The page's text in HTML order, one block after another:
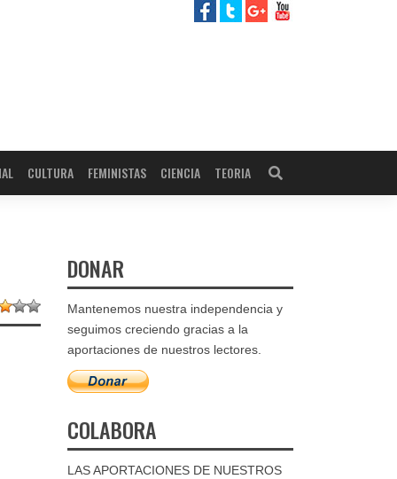
CULTURA FEMINISTAS CIENCIA TEORIA
DONAR
Mantenemos nuestra independencia y
seguimos creciendo gracias a la
aportaciones de nuestros lectores.
COLABORA
LAS APORTACIONES DE NUESTROS